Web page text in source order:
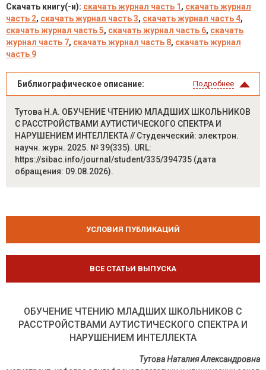
Скачать книгу(-и): скачать журнал часть 1 , скачать журнал
часть 2, скачать журнал часть 3, скачать журнал часть 4,
скачать журнал часть 5, скачать журнал часть 6, скачать
журнал часть 7, скачать журнал часть 8, скачать журнал
часть 9
Библиографическое описание: Подробнее
Тутова Н.А. ОБУЧЕНИЕ ЧТЕНИЮ МЛАДШИХ ШКОЛЬНИКОВ
С РАССТРОЙСТВАМИ АУТИСТИЧЕСКОГО СПЕКТРА И
НАРУШЕНИЕМ ИНТЕЛЛЕКТА // Студенческий: электрон.
научн. журн. 2025. № 39(335). URL:
https://sibac.info/journal/student/335/394735 (дата
обращения: 09.08.2026).
УСЛОВИЯ ПУБЛИКАЦИЙ
ВСЕ СТАТЬИ ВЫПУСКА
ОБУЧЕНИЕ ЧТЕНИЮ МЛАДШИХ ШКОЛЬНИКОВ С
РАССТРОЙСТВАМИ АУТИСТИЧЕСКОГО СПЕКТРА И
НАРУШЕНИЕМ ИНТЕЛЛЕКТА
Тутова Наталия Александровна